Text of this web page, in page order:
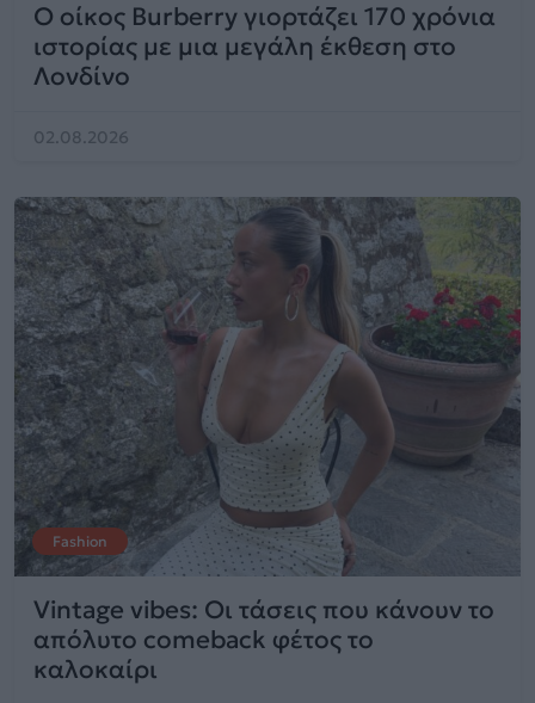
Ο οίκος Burberry γιορτάζει 170 χρόνια
ιστορίας με μια μεγάλη έκθεση στο
Λονδίνο
02.08.2026
Fashion
Vintage vibes: Οι τάσεις που κάνουν το
απόλυτο comeback φέτος το
καλοκαίρι